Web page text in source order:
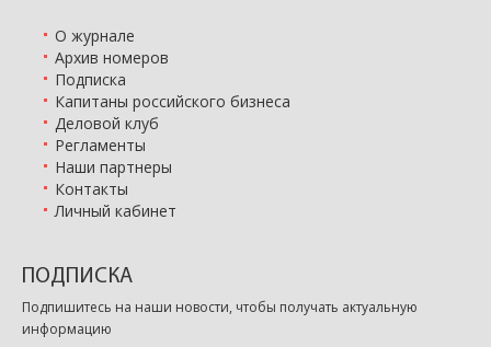
О журнале
Архив номеров
Подписка
Капитаны российского бизнеса
Деловой клуб
Регламенты
Наши партнеры
Контакты
Личный кабинет
ПОДПИСКА
Подпишитесь на наши новости, чтобы получать актуальную
информацию